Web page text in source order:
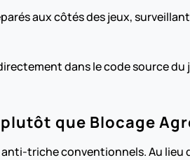
aux côtés des jeux,
dans le code source
que Blocage
triche conventionnels. Au lieu